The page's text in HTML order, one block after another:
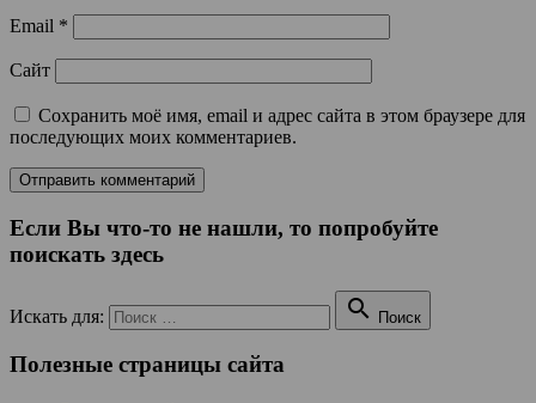
Email *
Сайт
Сохранить моё имя, email и адрес сайта в этом браузере для
последующих моих комментариев.
Если Вы что-то не нашли, то попробуйте
поискать здесь
Искать для:  Поиск
Полезные страницы сайта